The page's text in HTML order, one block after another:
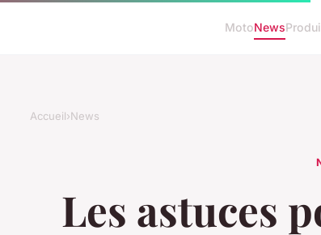
MotoNews
Accueil›News
Les astuces